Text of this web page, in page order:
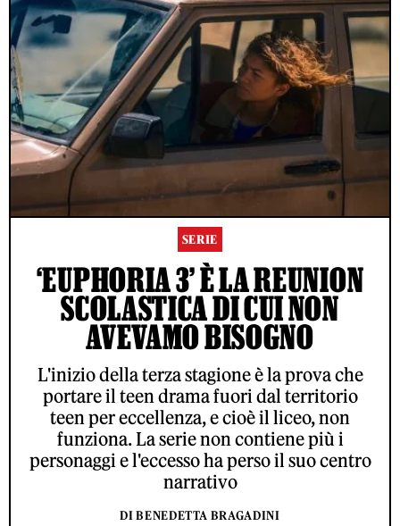
SERIE
‘EUPHORIA 3’ È LA REUNION
SCOLASTICA DI CUI NON
AVEVAMO BISOGNO
L'inizio della terza stagione è la prova che
portare il teen drama fuori dal territorio
teen per eccellenza, e cioè il liceo, non
funziona. La serie non contiene più i
personaggi e l'eccesso ha perso il suo centro
narrativo
DI BENEDETTA BRAGADINI